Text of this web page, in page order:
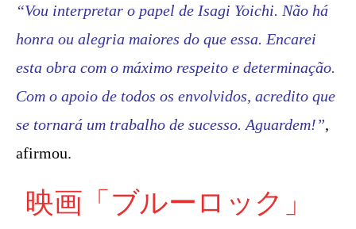
“Vou interpretar o papel de Isagi Yoichi. Não há
honra ou alegria maiores do que essa. Encarei
esta obra com o máximo respeito e determinação.
Com o apoio de todos os envolvidos, acredito que
se tornará um trabalho de sucesso. Aguardem!”,
afirmou.
映画「ブルーロック」